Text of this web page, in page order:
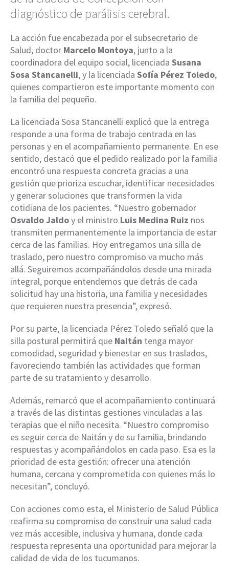
diagnóstico de parálisis cerebral.
La acción fue encabezada por el subsecretario de
Salud, doctor Marcelo Montoya, junto a la
coordinadora del equipo social, licenciada Susana
Sosa Stancanelli, y la licenciada Sofía Pérez Toledo,
quienes compartieron este importante momento con
la familia del pequeño.
La licenciada Sosa Stancanelli explicó que la entrega
responde a una forma de trabajo centrada en las
personas y en el acompañamiento permanente. En ese
sentido, destacó que el pedido realizado por la familia
encontró una respuesta concreta gracias a una
gestión que prioriza escuchar, identificar necesidades
y generar soluciones que transformen la vida
cotidiana de los pacientes. “Nuestro gobernador
Osvaldo Jaldoy el ministro Luis Medina Ruiz nos
transmiten permanentemente la importancia de estar
cerca de las familias. Hoy entregamos una silla de
traslado, pero nuestro compromiso va mucho más
allá. Seguiremos acompañándolos desde una mirada
integral, porque entendemos que detrás de cada
solicitud hay una historia, una familia y necesidades
que requieren nuestra presencia”, expresó.
Por su parte, la licenciada Pérez Toledo señaló que la
silla postural permitirá que Naitán tenga mayor
comodidad, seguridad y bienestar en sus traslados,
favoreciendo también las actividades que forman
parte de su tratamiento y desarrollo.
Además, remarcó que el acompañamiento continuará
a través de las distintas gestiones vinculadas a las
terapias que el niño necesita. “Nuestro compromiso
es seguir cerca de Naitán y de su familia, brindando
respuestas y acompañándolos en cada paso. Esa es la
prioridad de esta gestión: ofrecer una atención
humana, cercana y comprometida con quienes más lo
necesitan”, concluyó.
Con acciones como esta, el Ministerio de Salud Pública
reafirma su compromiso de construir una salud cada
vez más accesible, inclusiva y humana, donde cada
respuesta representa una oportunidad para mejorar la
calidad de vida de los tucumanos.